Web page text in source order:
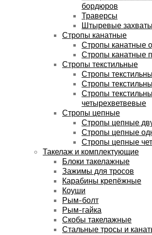
бордюров
Траверсы
Штыревые
Стропы канатные
Стропы канатные
Стропы канатные
Стропы текстильные
Стропы
Стропы
Стропы
четырехветвевые
Стропы цепные
Стропы цепные
Стропы цепные
Стропы цепные
Такелаж и комплектующие
Блоки такелажные
Зажимы для тросов
Карабины крепёжные
Коуши
Рым-болт
Рым-гайка
Скобы такелажные
Стальные тросы и